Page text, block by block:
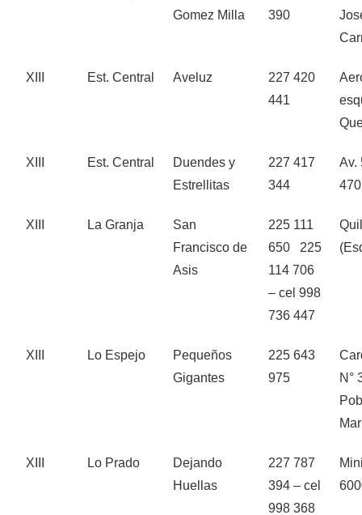
Gomez Milla
390
XIII Est. Central Aveluz
227 420
441
XIII Est. Central
Duendes y
Estrellitas
227 417
344
Av.
470
XIII La Granja
San
Francisco de
Asis
225 111
650 225
114 706
– cel 998
736 447
XIII Lo Espejo
Pequeños
Gigantes
225 643
975
N°
XIII Lo Prado
Dejando
Huellas
227 787
394 – cel
998 368